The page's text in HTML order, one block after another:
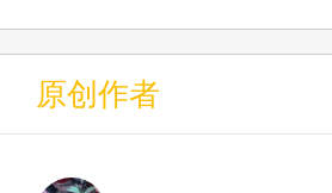
多年以后，江辰
最初的起点。
012 可笑利亚
013 都现场教
原创作者